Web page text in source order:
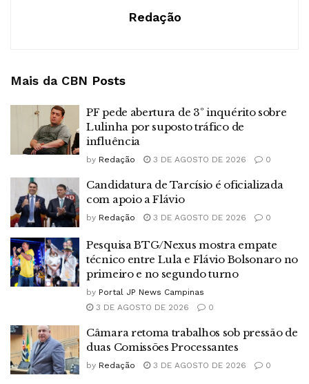
Redação
Mais da CBN Posts
PF pede abertura de 3º inquérito sobre
Lulinha por suposto tráfico de
influência
by Redação 3 DE AGOSTO DE 2026 0
Candidatura de Tarcísio é oficializada
com apoio a Flávio
by Redação 3 DE AGOSTO DE 2026 0
Pesquisa BTG/Nexus mostra empate
técnico entre Lula e Flávio Bolsonaro no
primeiro e no segundo turno
by Portal JP News Campinas
3 DE AGOSTO DE 2026
0
Câmara retoma trabalhos sob pressão de
duas Comissões Processantes
by Redação 3 DE AGOSTO DE 2026 0